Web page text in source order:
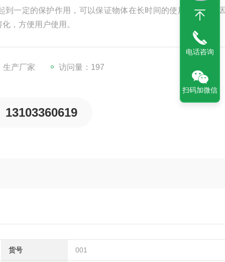
到一定的保护作用，可以保证物体在长时间的使用当中不会
，方便用户使用。
生产厂家 访问量：197
13103360619
货号 001
电话咨询
扫码加微信